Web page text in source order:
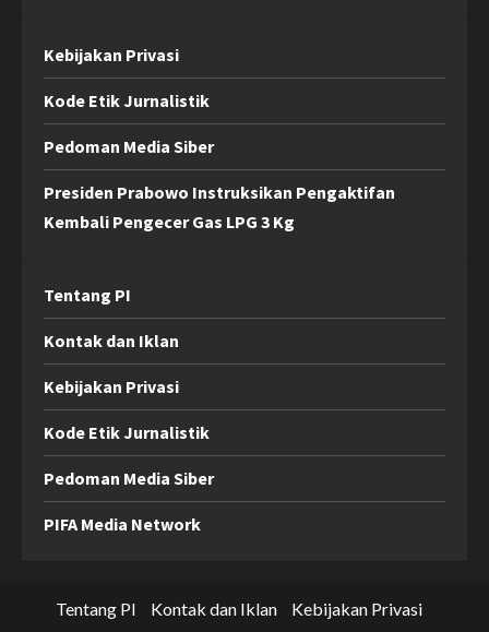
Kebijakan Privasi
Kode Etik Jurnalistik
Pedoman Media Siber
Presiden Prabowo Instruksikan Pengaktifan
Kembali Pengecer Gas LPG 3 Kg
Tentang PI
Kontak dan Iklan
Kebijakan Privasi
Kode Etik Jurnalistik
Pedoman Media Siber
PIFA Media Network
Tentang PI Kontak dan Iklan
Kebijakan Privasi